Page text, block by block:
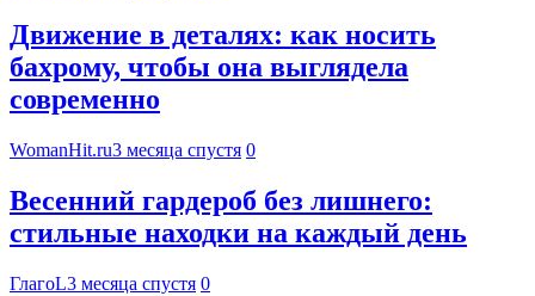
Движение в деталях: как носить
бахрому, чтобы она выглядела
современно
WomanHit.ru3 месяца спустя 0
Весенний гардероб без лишнего:
стильные находки на каждый день
ГлагоL3 месяца спустя 0